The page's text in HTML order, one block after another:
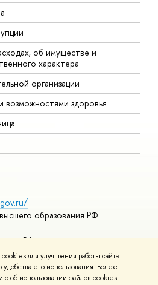
для улучшения работы сайта
его использования. Более
об использовании файлов cookies
об имуществе и
характера
организации
здоровья
образования РФ
РФ
курсы